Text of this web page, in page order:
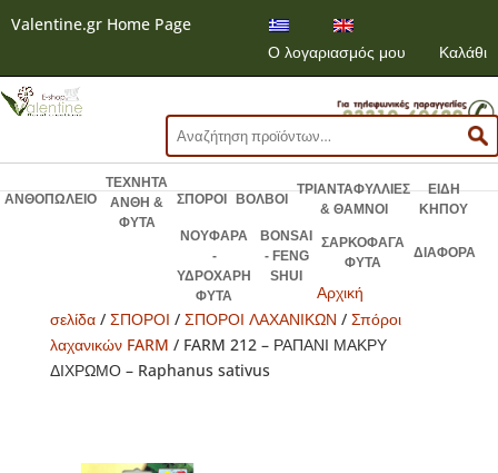
Valentine.gr Home Page
Ο λογαριασμός μου
Καλάθι
Αναζήτηση
για:
ΑΝΘΟΠΩΛΕΙΟ
ΤΕΧΝΗΤΑ
ΑΝΘΗ &
ΦΥΤΑ
ΣΠΟΡΟΙ ΒΟΛΒΟΙ
ΤΡΙΑΝΤΑΦΥΛΛΙΕΣ
& ΘΑΜΝΟΙ
ΕΙΔΗ
ΚΗΠΟΥ
ΝΟΥΦΑΡΑ
-
ΥΔΡΟΧΑΡΗ
ΦΥΤΑ
BONSAI
- FENG
SHUI
ΣΑΡΚΟΦΑΓΑ
ΦΥΤΑ
ΔΙΑΦΟΡΑ
Αρχική
σελίδα/ ΣΠΟΡΟΙ / ΣΠΟΡΟΙ ΛΑΧΑΝΙΚΩΝ / Σπόροι
λαχανικών FARM / FARM 212 – ΡΑΠΑΝΙ ΜΑΚΡΥ
ΔΙΧΡΩΜΟ – Raphanus sativus